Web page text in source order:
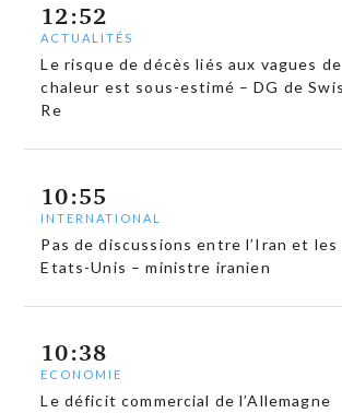
12:52
ACTUALITÉS
Le risque de décès liés aux vagues de
chaleur est sous-estimé – DG de
Re
10:55
INTERNATIONAL
Pas de discussions entre l’Iran et les
Etats-Unis – ministre iranien
10:38
ECONOMIE
Le déficit commercial de l’Allemagne